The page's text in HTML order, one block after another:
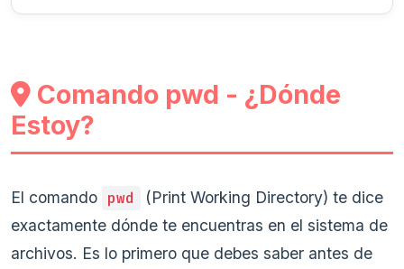
Comando pwd - ¿Dónde
Estoy?
El comando pwd
(Print Working Directory) te dice
exactamente dónde te encuentras en el sistema de
archivos. Es lo primero que debes saber antes de